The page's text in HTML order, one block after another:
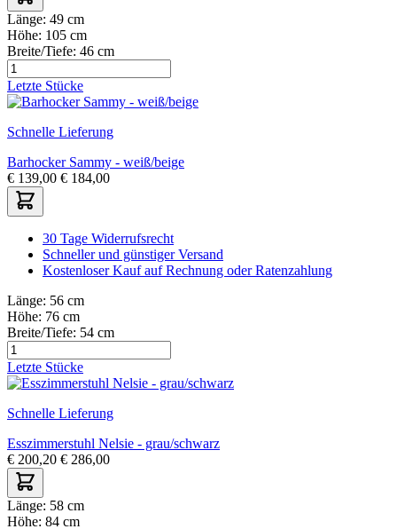
Länge: 49 cm
Höhe: 105 cm
Breite/Tiefe: 46 cm
Letzte Stücke
Schnelle Lieferung
Barhocker Sammy - weiß/beige
€ 139,00 € 184,00
30 Tage Widerrufsrecht
Schneller und günstiger Versand
Kostenloser Kauf auf Rechnung oder Ratenzahlung
Länge: 56 cm
Höhe: 76 cm
Breite/Tiefe: 54 cm
Letzte Stücke
Schnelle Lieferung
Esszimmerstuhl Nelsie - grau/schwarz
€ 200,20 € 286,00
Länge: 58 cm
Höhe: 84 cm